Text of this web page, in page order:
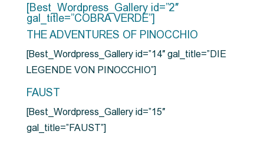
[Best_Wordpress_Gallery id=”2″
gal_title=”COBRA VERDE”]
THE ADVENTURES OF PINOCCHIO
[Best_Wordpress_Gallery id=”14″ gal_title=”DIE
LEGENDE VON PINOCCHIO”]
FAUST
[Best_Wordpress_Gallery id=”15″
gal_title=”FAUST”]